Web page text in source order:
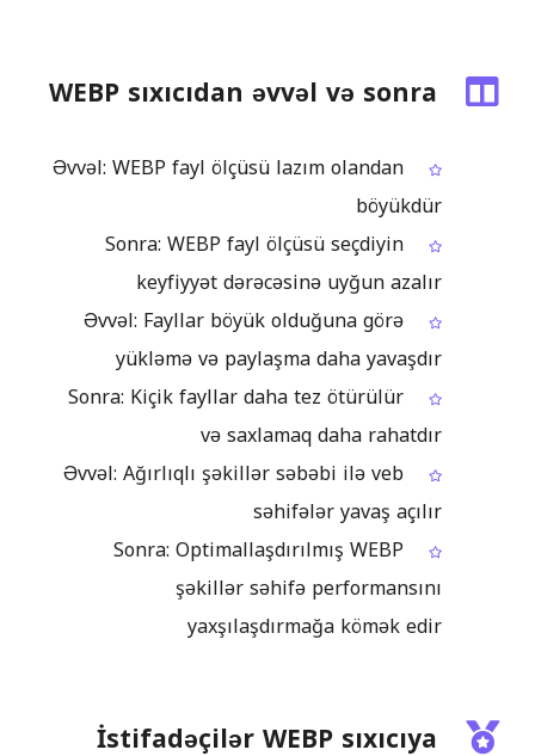
WEBP sıxıcıdan əvvəl və sonra
Əvvəl: WEBP fayl ölçüsü lazım olandan
böyükdür
Sonra: WEBP fayl ölçüsü seçdiyin
keyfiyyət dərəcəsinə uyğun azalır
Əvvəl: Fayllar böyük olduğuna görə
yükləmə və paylaşma daha yavaşdır
Sonra: Kiçik fayllar daha tez ötürülür
və saxlamaq daha rahatdır
Əvvəl: Ağırlıqlı şəkillər səbəbi ilə veb
səhifələr yavaş açılır
Sonra: Optimallaşdırılmış WEBP
şəkillər səhifə performansını
yaxşılaşdırmağa kömək edir
İstifadəçilər WEBP sıxıcıya